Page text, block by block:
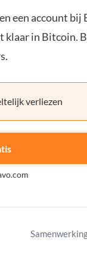
een account bij
klaar in Bitcoin.
verliezen